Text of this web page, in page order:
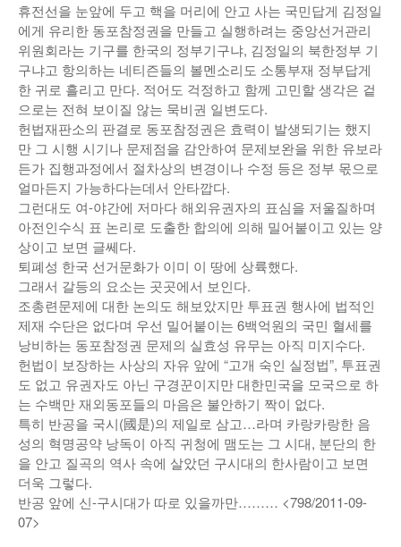
휴전선을 눈앞에 두고 핵을 머리에 안고 사는 국민답게 김정일
에게 유리한 동포참정권을 만들고 실행하려는 중앙선거관리
위원회라는 기구를 한국의 정부기구냐, 김정일의 북한정부 기
구냐고 항의하는 네티즌들의 볼멘소리도 소통부재 정부답게
한 귀로 흘리고 만다. 적어도 걱정하고 함께 고민할 생각은 겉
으로는 전혀 보이질 않는 묵비권 일변도다.
헌법재판소의 판결로 동포참정권은 효력이 발생되기는 했지
만 그 시행 시기나 문제점을 감안하여 문제보완을 위한 유보라
든가 집행과정에서 절차상의 변경이나 수정 등은 정부 몫으로
얼마든지 가능하다는데서 안타깝다.
그런대도 여-야간에 저마다 해외유권자의 표심을 저울질하며
아전인수식 표 논리로 도출한 합의에 의해 밀어붙이고 있는 양
상이고 보면 글쎄다.
퇴폐성 한국 선거문화가 이미 이 땅에 상륙했다.
그래서 갈등의 요소는 곳곳에서 보인다.
조총련문제에 대한 논의도 해보았지만 투표권 행사에 법적인
제재 수단은 없다며 우선 밀어붙이는 6백억원의 국민 혈세를
낭비하는 동포참정권 문제의 실효성 유무는 아직 미지수다.
헌법이 보장하는 사상의 자유 앞에 “고개 숙인 실정법”, 투표권
도 없고 유권자도 아닌 구경꾼이지만 대한민국을 모국으로 하
는 수백만 재외동포들의 마음은 불안하기 짝이 없다.
특히 반공을 국시(國是)의 제일로 삼고…라며 카랑카랑한 음
성의 혁명공약 낭독이 아직 귀청에 맴도는 그 시대, 분단의 한
을 안고 질곡의 역사 속에 살았던 구시대의 한사람이고 보면
더욱 그렇다.
반공 앞에 신-구시대가 따로 있을까만……… <798/2011-09-
07>